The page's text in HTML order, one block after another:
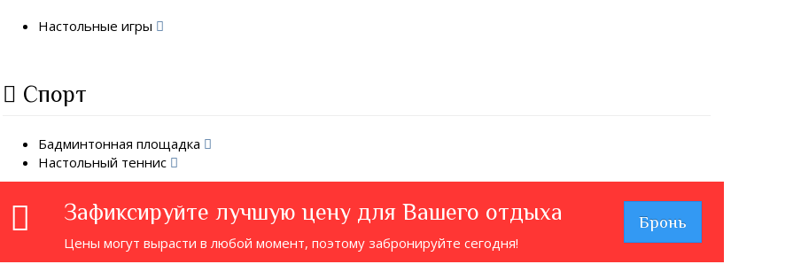
Настольные игры
Спорт
Бадминтонная площадка
Настольный теннис
Зафиксируйте лучшую цену для Вашего отдыха
Цены могут вырасти в любой момент, поэтому забронируйте сегодня!
Бронь